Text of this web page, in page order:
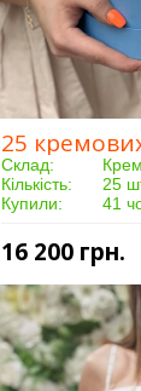
Склад:
Кількість:
25
Купили:
41
16 200 грн.